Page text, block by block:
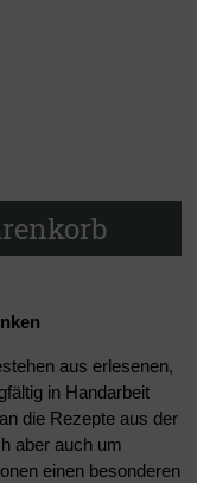
aus erlesenen,
in Handarbeit
die Rezepte aus der
aber auch um
einen besonderen